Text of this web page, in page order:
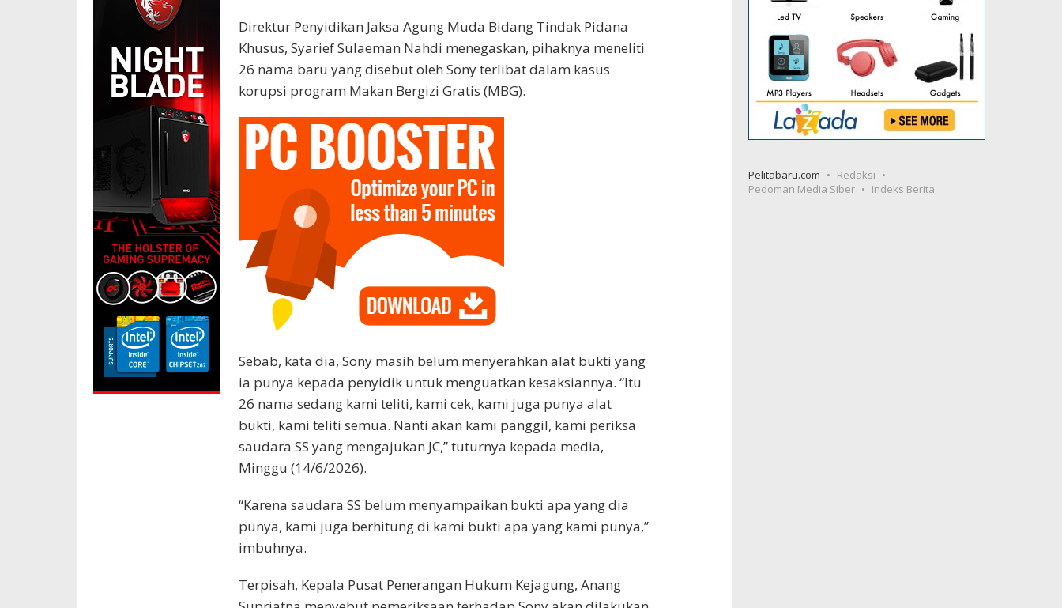
Direktur Penyidikan Jaksa Agung Muda Bidang Tindak Pidana
Khusus, Syarief Sulaeman Nahdi menegaskan, pihaknya meneliti
26 nama baru yang disebut oleh Sony terlibat dalam kasus
korupsi program Makan Bergizi Gratis (MBG).
Sebab, kata dia, Sony masih belum menyerahkan alat bukti yang
ia punya kepada penyidik untuk menguatkan kesaksiannya. “Itu
26 nama sedang kami teliti, kami cek, kami juga punya alat
bukti, kami teliti semua. Nanti akan kami panggil, kami periksa
saudara SS yang mengajukan JC,” tuturnya kepada media,
Minggu (14/6/2026).
“Karena saudara SS belum menyampaikan bukti apa yang dia
punya, kami juga berhitung di kami bukti apa yang kami punya,”
imbuhnya.
Terpisah, Kepala Pusat Penerangan Hukum Kejagung, Anang
Pelitabaru.com
Redaksi
Pedoman Media Siber
Indeks Berita